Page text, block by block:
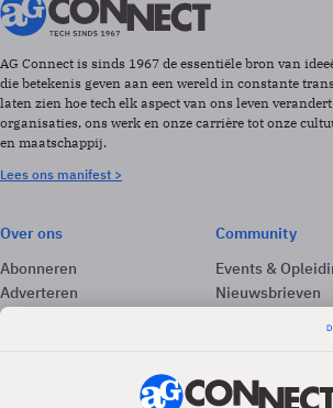
AG Connect is sinds 1967 de essentiële bron van
die betekenis geven aan een wereld in constante
laten zien hoe tech elk aspect van ons leven
organisaties, ons werk en onze carrière tot onze
en maatschappij.
Lees ons manifest >
Over ons
Abonneren
Adverteren
Contact
Community
Events &
Nieuwsbrieven